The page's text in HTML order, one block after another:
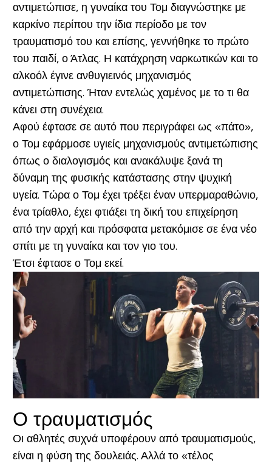
αντιμετώπισε, η γυναίκα του Τομ διαγνώστηκε με
καρκίνο περίπου την ίδια περίοδο με τον
τραυματισμό του και επίσης, γεννήθηκε το πρώτο
του παιδί, ο Άτλας. Η κατάχρηση ναρκωτικών και το
αλκοόλ έγινε ανθυγιεινός μηχανισμός
αντιμετώπισης. Ήταν εντελώς χαμένος με το τι θα
κάνει στη συνέχεια.
Αφού έφτασε σε αυτό που περιγράφει ως «πάτο»,
ο Τομ εφάρμοσε υγιείς μηχανισμούς αντιμετώπισης
όπως ο διαλογισμός και ανακάλυψε ξανά τη
δύναμη της φυσικής κατάστασης στην ψυχική
υγεία. Τώρα ο Τομ έχει τρέξει έναν υπερμαραθώνιο,
ένα τρίαθλο, έχει φτιάξει τη δική του επιχείρηση
από την αρχή και πρόσφατα μετακόμισε σε ένα νέο
σπίτι με τη γυναίκα και τον γιο του.
Έτσι έφτασε ο Τομ εκεί.
Ο τραυματισμός
Οι αθλητές συχνά υποφέρουν από τραυματισμούς,
είναι η φύση της δουλειάς. Αλλά το «τέλος